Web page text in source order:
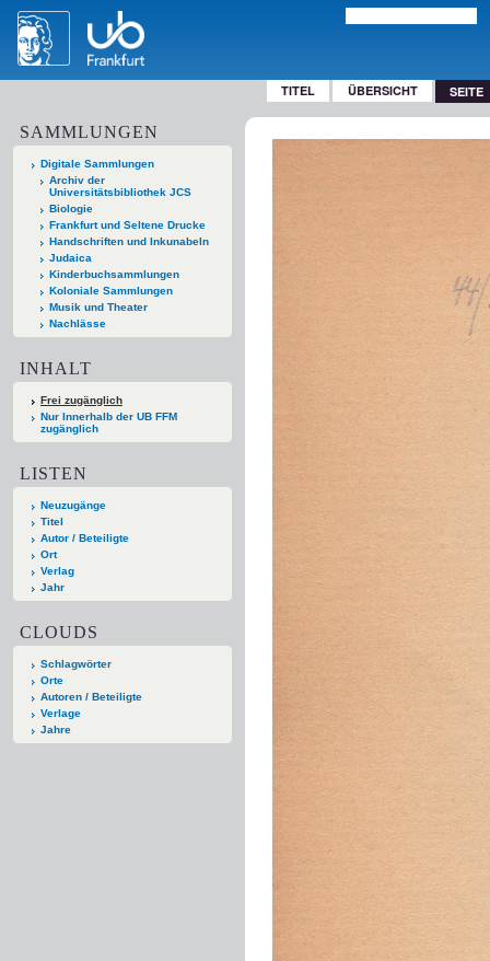
TITEL ÜBERSICHT SEITE
SAMMLUNGEN
Digitale Sammlungen
Archiv der
Universitätsbibliothek JCS
Biologie
Frankfurt und Seltene Drucke
Handschriften und Inkunabeln
Judaica
Kinderbuchsammlungen
Koloniale Sammlungen
Musik und Theater
Nachlässe
INHALT
Frei zugänglich
Nur Innerhalb der UB FFM
zugänglich
LISTEN
Neuzugänge
Titel
Autor / Beteiligte
Ort
Verlag
Jahr
CLOUDS
Schlagwörter
Orte
Autoren / Beteiligte
Verlage
Jahre